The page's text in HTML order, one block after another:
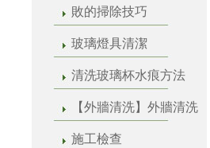
敗的掃除技巧
玻璃燈具清潔
清洗玻璃杯水痕方法
【外牆清洗】外牆清洗
施工檢查